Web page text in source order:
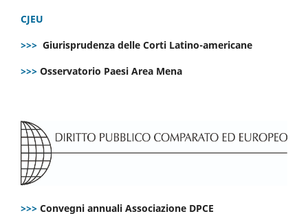
CJEU
>>> Giurisprudenza delle Corti Latino-americane
>>> Osservatorio Paesi Area Mena
>>> Convegni annuali Associazione DPCE